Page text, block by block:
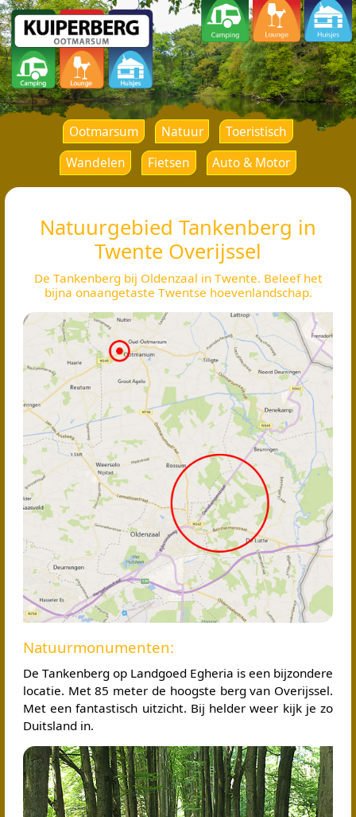
Ootmarsum Natuur
Toeristisch
Wandelen
Fietsen Auto & Motor
Natuurgebied Tankenberg in
Twente Overijssel
De Tankenberg bij Oldenzaal in Twente. Beleef het
bijna onaangetaste Twentse hoevenlandschap.
Natuurmonumenten:
De Tankenberg op Landgoed Egheria is een bijzondere
locatie. Met 85 meter de hoogste berg van Overijssel.
Met een fantastisch uitzicht. Bij helder weer kijk je zo
Duitsland in.